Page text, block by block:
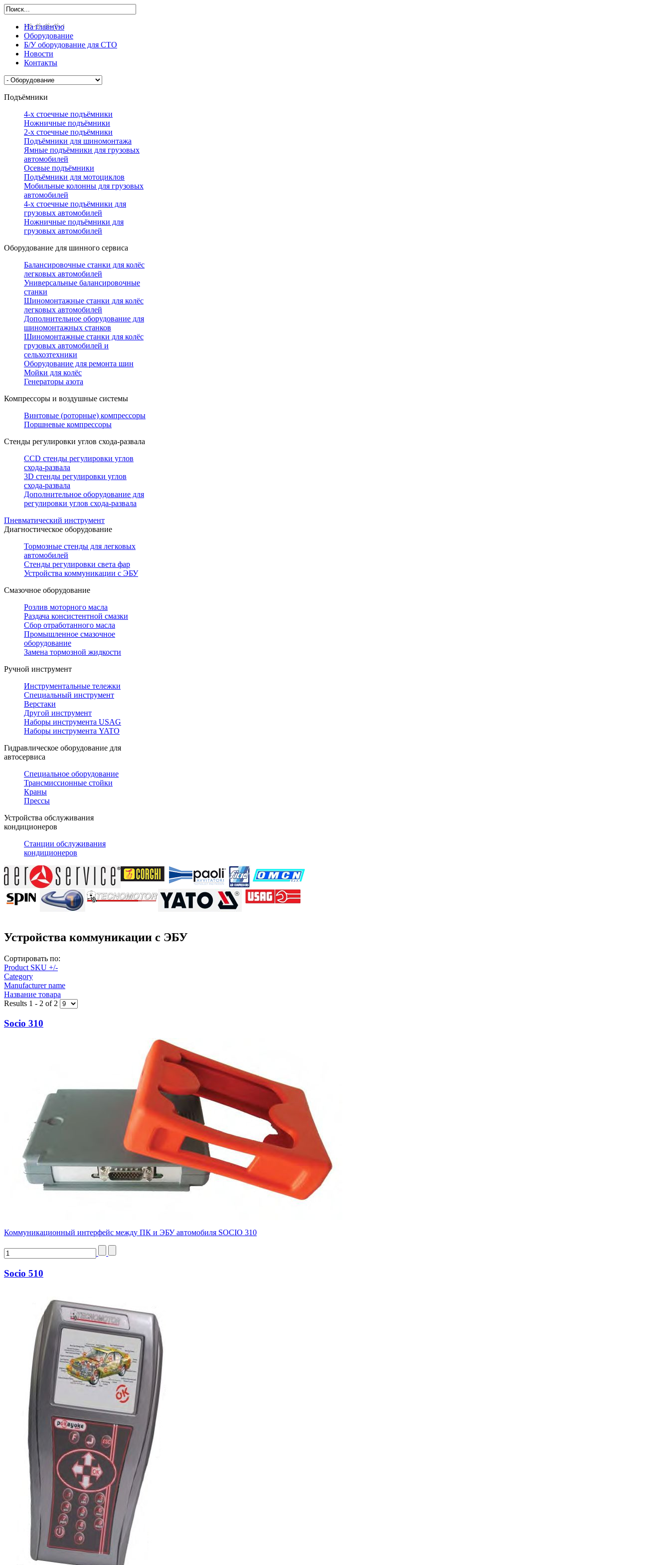
На главную
Оборудование
Б/У оборудование для СТО
Новости
Контакты
Подъёмники
4-х стоечные подъёмники
Ножничные подъёмники
2-х стоечные подъёмники
Подъёмники для шиномонтажа
Ямные подъёмники для грузовых
автомобилей
Осевые подъёмники
Подъёмники для мотоциклов
Мобильные колонны для грузовых
автомобилей
4-х стоечные подъёмники для
грузовых автомобилей
Ножничные подъёмники для
грузовых автомобилей
Оборудование для шинного сервиса
Балансировочные станки для колёс
легковых автомобилей
Универсальные балансировочные
станки
Шиномонтажные станки для колёс
легковых автомобилей
Дополнительное оборудование для
шиномонтажных станков
Шиномонтажные станки для колёс
грузовых автомобилей и
сельхозтехники
Оборудование для ремонта шин
Мойки для колёс
Генераторы азота
Компрессоры и воздушные системы
Винтовые (роторные) компрессоры
Поршневые компрессоры
Стенды регулировки углов схода-развала
CCD стенды регулировки углов
схода-развала
3D стенды регулировки углов
схода-развала
Дополнительное оборудование для
регулировки углов схода-развала
Пневматический инструмент
Диагностическое оборудование
Тормозные стенды для легковых
автомобилей
Стенды регулировки света фар
Устройства коммуникации с ЭБУ
Смазочное оборудование
Розлив моторного масла
Раздача консистентной смазки
Сбор отработанного масла
Промышленное смазочное
оборудование
Замена тормозной жидкости
Ручной инструмент
Инструментальные тележки
Специальный инструмент
Верстаки
Другой инструмент
Наборы инструмента USAG
Наборы инструмента YATO
Гидравлическое оборудование для
автосервиса
Специальное оборудование
Трансмиссионные стойки
Краны
Прессы
Устройства обслуживания
кондиционеров
Станции обслуживания
кондиционеров
Устройства коммуникации с ЭБУ
Сортировать по:
Product SKU +/-
Category
Manufacturer name
Название товара
Results 1 - 2 of 2
Socio 310
Коммуникационный интерфейс между ПК и ЭБУ автомобиля SOCIO 310
Socio 510